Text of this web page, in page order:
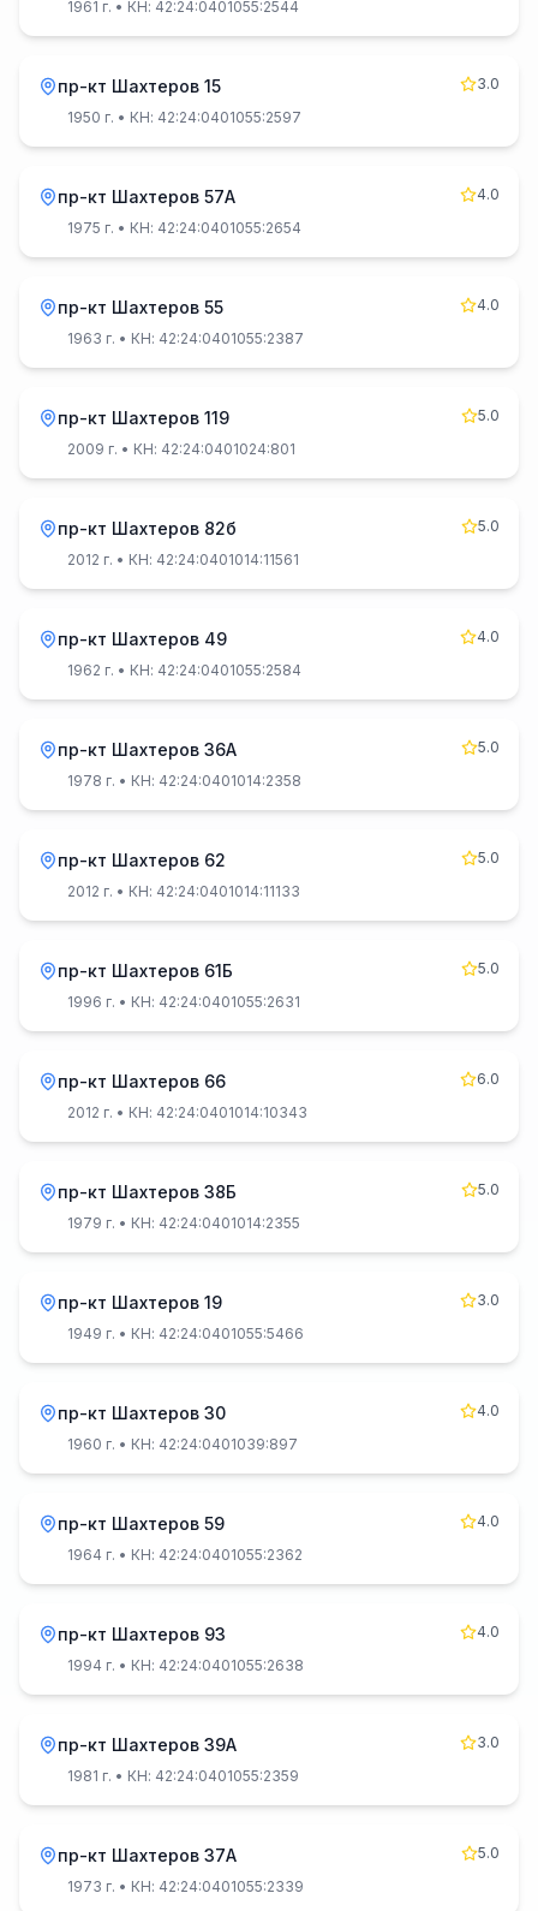
1961 г. • КН: 42:24:0401055:2544
пр-кт Шахтеров 15
3.0
1950 г. • КН: 42:24:0401055:2597
пр-кт Шахтеров 57А
4.0
1975 г. • КН: 42:24:0401055:2654
пр-кт Шахтеров 55
4.0
1963 г. • КН: 42:24:0401055:2387
пр-кт Шахтеров 119
5.0
2009 г. • КН: 42:24:0401024:801
пр-кт Шахтеров 82б
5.0
2012 г. • КН: 42:24:0401014:11561
пр-кт Шахтеров 49
4.0
1962 г. • КН: 42:24:0401055:2584
пр-кт Шахтеров 36А
5.0
1978 г. • КН: 42:24:0401014:2358
пр-кт Шахтеров 62
5.0
2012 г. • КН: 42:24:0401014:11133
пр-кт Шахтеров 61Б
5.0
1996 г. • КН: 42:24:0401055:2631
пр-кт Шахтеров 66
6.0
2012 г. • КН: 42:24:0401014:10343
пр-кт Шахтеров 38Б
5.0
1979 г. • КН: 42:24:0401014:2355
пр-кт Шахтеров 19
3.0
1949 г. • КН: 42:24:0401055:5466
пр-кт Шахтеров 30
4.0
1960 г. • КН: 42:24:0401039:897
пр-кт Шахтеров 59
4.0
1964 г. • КН: 42:24:0401055:2362
пр-кт Шахтеров 93
4.0
1994 г. • КН: 42:24:0401055:2638
пр-кт Шахтеров 39А
3.0
1981 г. • КН: 42:24:0401055:2359
пр-кт Шахтеров 37А
5.0
1973 г. • КН: 42:24:0401055:2339